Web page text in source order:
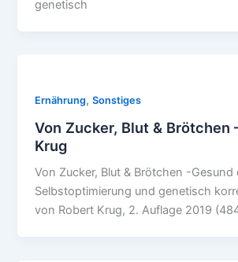
genetisch
Ernährung,Sonstiges
Von Zucker, Blut & Brötchen
Krug
Von Zucker, Blut & Brötchen -Gesund
Selbstoptimierung und genetisch
von Robert Krug, 2. Auflage 2019